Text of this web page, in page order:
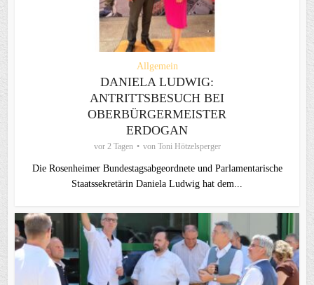
Allgemein
DANIELA LUDWIG:
ANTRITTSBESUCH BEI
OBERBÜRGERMEISTER
ERDOGAN
vor 2 Tagen von Toni Hötzelsperger
Die Rosenheimer Bundestagsabgeordnete und Parlamentarische
Staatssekretärin Daniela Ludwig hat dem...